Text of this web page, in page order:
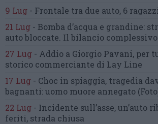
9 Lug - Frontale tra due auto, 6
21 Lug - Bomba d’acqua e grandine:
auto bloccate. Il bilancio complessivo
27 Lug - Addio a Giorgio Pavani, per
storico commerciante di Lay Line
17 Lug - Choc in spiaggia, tragedia
bagnanti:uomo muore annegato
22 Lug - Incidente sull’asse, un’auto
feriti, strada chiusa